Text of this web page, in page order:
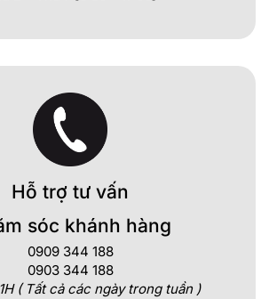
Hỗ trợ tư vấn
sóc khánh hàng
0909 344 188
0903 344 188
( Tất cả các ngày trong tuần )